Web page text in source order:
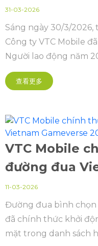
ĐỘNG
31-03-2026
Sáng ngày 30/3/2026,
Công ty VTC Mobile
Người lao động năm
Lãnh đạo và toàn thể
查看更多
VTC Mobile
đường đua
2026
11-03-2026
Đường đua bình chọn
đã chính thức khởi
mặt trong danh sách